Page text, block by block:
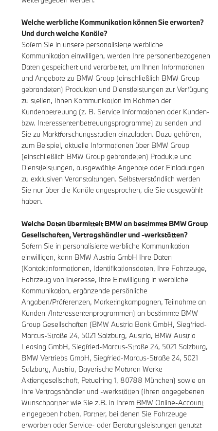
Welche werbliche Kommunikation können Sie erwarten?
Und durch welche Kanäle?
Sofern Sie in unsere personalisierte werbliche
Kommunikation einwilligen, werden Ihre personenbezogenen
Daten gespeichert und verarbeitet, um Ihnen Informationen
und Angebote zu BMW Group (einschließlich BMW Group
gebrandeten) Produkten und Dienstleistungen zur Verfügung
zu stellen, Ihnen Kommunikation im Rahmen der
Kundenbetreuung (z. B. Service Informationen oder Kunden-
bzw. Interessentenbetreuungsprogramme) zu senden und
Sie zu Marktforschungsstudien einzuladen. Dazu gehören,
zum Beispiel, aktuelle Informationen über BMW Group
(einschließlich BMW Group gebrandeten) Produkte und
Dienstleistungen, ausgewählte Angebote oder Einladungen
zu exklusiven Veranstaltungen. Selbstverständlich werden
Sie nur über die Kanäle angesprochen, die Sie ausgewählt
haben.
Welche Daten übermittelt BMW an bestimmte BMW Group
Gesellschaften, Vertragshändler und -werkstätten?
Sofern Sie in personalisierte werbliche Kommunikation
einwilligen, kann BMW Austria GmbH Ihre Daten
(Kontaktinformationen, Identifikationsdaten, Ihre Fahrzeuge,
Fahrzeug von Interesse, Ihre Einwilligung in werbliche
Kommunikation, ergänzende persönliche
Angaben/Präferenzen, Marketingkampagnen, Teilnahme an
Kunden-/Interessentenprogrammen) an bestimmte BMW
Group Gesellschaften (BMW Austria Bank GmbH, Siegfried-
Marcus-Straße 24, 5021 Salzburg, Austria, BMW Austria
Leasing GmbH, Siegfried-Marcus-Straße 24, 5021 Salzburg,
BMW Vertriebs GmbH, Siegfried-Marcus-Straße 24, 5021
Salzburg, Austria, Bayerische Motoren Werke
Aktiengesellschaft, Petuelring 1, 80788 München) sowie an
Ihre Vertragshändler und -werkstätten (Ihren angegebenen
Wunschpartner wie Sie z.B. in Ihrem BMW Online-Account
eingegeben haben, Partner, bei denen Sie Fahrzeuge
erworben oder Service- oder Beratungsleistungen genutzt